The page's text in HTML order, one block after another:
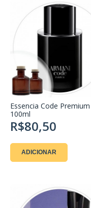
Essencia Code Premium
100ml
R$80,50
ADICIONAR